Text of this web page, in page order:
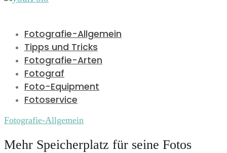
Fotografie-Allgemein
Tipps und Tricks
Fotografie-Arten
Fotograf
Foto-Equipment
Fotoservice
Fotografie-Allgemein
Mehr Speicherplatz für seine Fotos